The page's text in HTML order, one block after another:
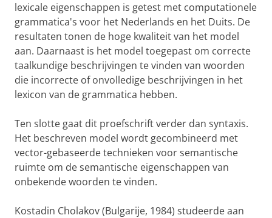
lexicale eigenschappen is getest met computationele
grammatica's voor het Nederlands en het Duits. De
resultaten tonen de hoge kwaliteit van het model
aan. Daarnaast is het model toegepast om correcte
taalkundige beschrijvingen te vinden van woorden
die incorrecte of onvolledige beschrijvingen in het
lexicon van de grammatica hebben.
Ten slotte gaat dit proefschrift verder dan syntaxis.
Het beschreven model wordt gecombineerd met
vector-gebaseerde technieken voor semantische
ruimte om de semantische eigenschappen van
onbekende woorden te vinden.
Kostadin Cholakov (Bulgarije, 1984) studeerde aan